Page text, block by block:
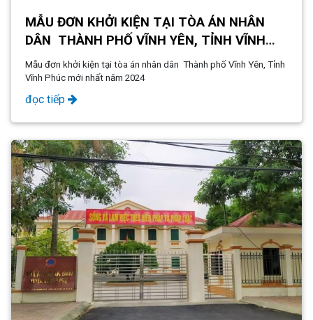
MẪU ĐƠN KHỞI KIỆN TẠI TÒA ÁN NHÂN
DÂN THÀNH PHỐ VĨNH YÊN, TỈNH VĨNH
PHÚC MỚI NHẤT NĂM 2024
Mẫu đơn khởi kiện tại tòa án nhân dân Thành phố Vĩnh Yên, Tỉnh
Vĩnh Phúc mới nhất năm 2024
đọc tiếp